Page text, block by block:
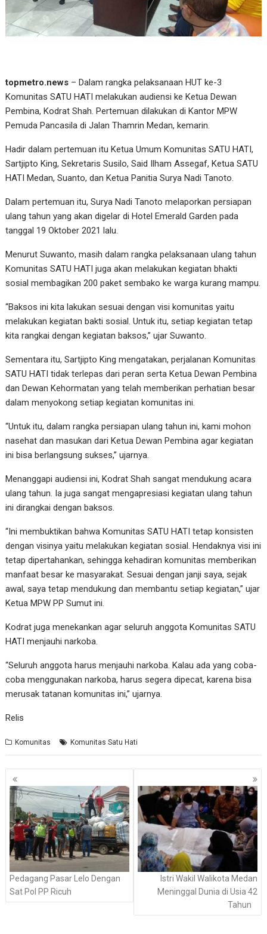
topmetro.news – Dalam rangka pelaksanaan HUT ke-3
Komunitas SATU HATI melakukan audiensi ke Ketua Dewan
Pembina, Kodrat Shah. Pertemuan dilakukan di Kantor MPW
Pemuda Pancasila di Jalan Thamrin Medan, kemarin.
Hadir dalam pertemuan itu Ketua Umum Komunitas SATU HATI,
Sartjipto King, Sekretaris Susilo, Said Ilham Assegaf, Ketua SATU
HATI Medan, Suanto, dan Ketua Panitia Surya Nadi Tanoto.
Dalam pertemuan itu, Surya Nadi Tanoto melaporkan persiapan
ulang tahun yang akan digelar di Hotel Emerald Garden pada
tanggal 19 Oktober 2021 lalu.
Menurut Suwanto, masih dalam rangka pelaksanaan ulang tahun
Komunitas SATU HATI juga akan melakukan kegiatan bhakti
sosial membagikan 200 paket sembako ke warga kurang mampu.
“Baksos ini kita lakukan sesuai dengan visi komunitas yaitu
melakukan kegiatan bakti sosial. Untuk itu, setiap kegiatan tetap
kita rangkai dengan kegiatan baksos,” ujar Suwanto.
Sementara itu, Sartjipto King mengatakan, perjalanan Komunitas
SATU HATI tidak terlepas dari peran serta Ketua Dewan Pembina
dan Dewan Kehormatan yang telah memberikan perhatian besar
dalam menyokong setiap kegiatan komunitas ini.
“Untuk itu, dalam rangka persiapan ulang tahun ini, kami mohon
nasehat dan masukan dari Ketua Dewan Pembina agar kegiatan
ini bisa berlangsung sukses,” ujarnya.
Menanggapi audiensi ini, Kodrat Shah sangat mendukung acara
ulang tahun. Ia juga sangat mengapresiasi kegiatan ulang tahun
ini dirangkai dengan baksos.
“Ini membuktikan bahwa Komunitas SATU HATI tetap konsisten
dengan visinya yaitu melakukan kegiatan sosial. Hendaknya visi ini
tetap dipertahankan, sehingga kehadiran komunitas memberikan
manfaat besar ke masyarakat. Sesuai dengan janji saya, sejak
awal, saya tetap mendukung dan membantu setiap kegiatan,” ujar
Ketua MPW PP Sumut ini.
Kodrat juga menekankan agar seluruh anggota Komunitas SATU
HATI menjauhi narkoba.
“Seluruh anggota harus menjauhi narkoba. Kalau ada yang coba-
coba menggunakan narkoba, harus segera dipecat, karena bisa
merusak tatanan komunitas ini,” ujarnya.
Relis
Komunitas Komunitas Satu Hati
Navigasi
pos
Pedagang Pasar Lelo Dengan
Sat Pol PP Ricuh
Istri Wakil Walikota Medan
Meninggal Dunia di Usia 42
Tahun